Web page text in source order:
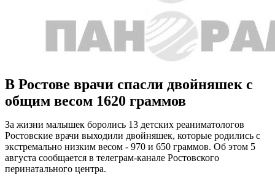
В Ростове врачи спасли двойняшек с
общим весом 1620 граммов
За жизни малышек боролись 13 детских реаниматологов
Ростовские врачи выходили двойняшек, которые родились с
экстремально низким весом - 970 и 650 граммов. Об этом 5
августа сообщается в телеграм-канале Ростовского
перинатального центра.